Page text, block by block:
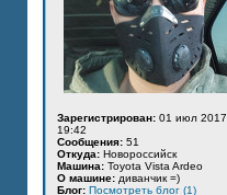
Зарегистрирован: 01 июл 2017,
19:42
Сообщения: 51
Откуда: Новороссийск
Машина: Toyota Vista Ardeo
О машине: диванчик =)
Блог: Посмотреть блог (1)